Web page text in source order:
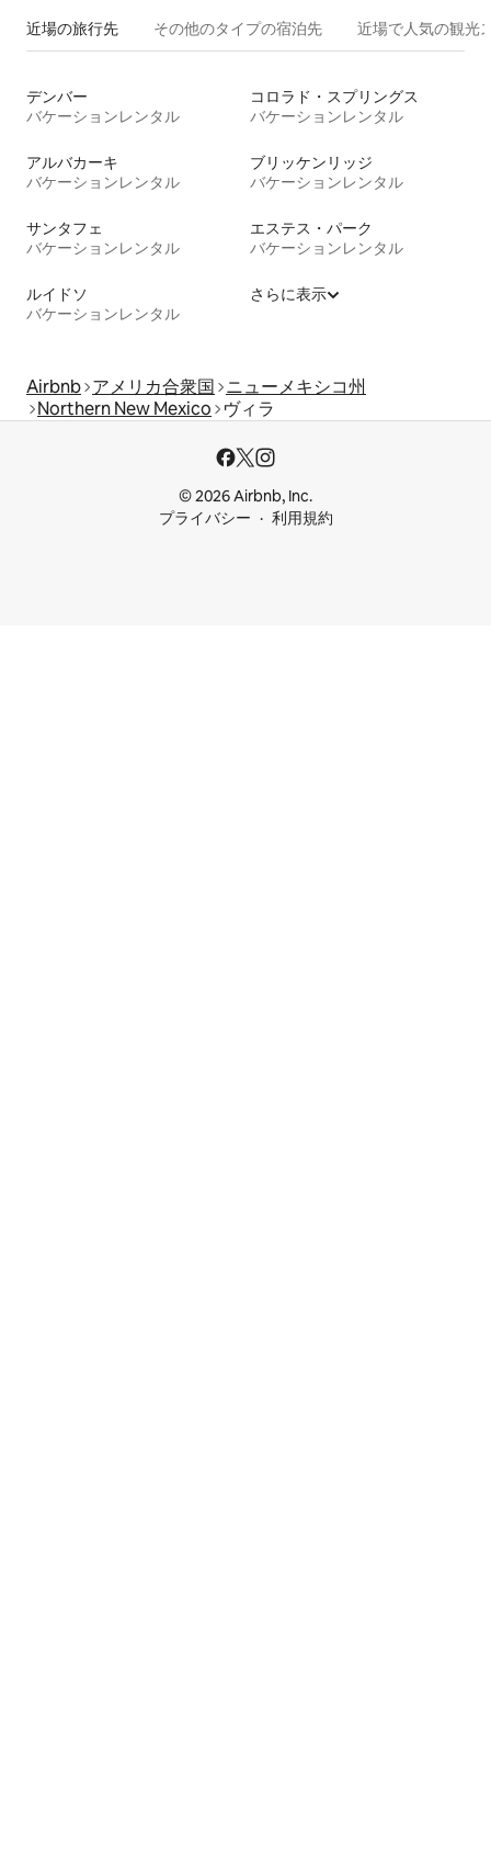
近場の旅行先 その他のタ⁠イ⁠プ⁠の宿⁠泊⁠先 近場で人気の観光
デンバー
バケーションレンタル
コロラド・スプリングス
バケーションレンタル
アルバカーキ
バケーションレンタル
ブリッケンリッジ
バケーションレンタル
サンタフェ
バケーションレンタル
エステス・パーク
バケーションレンタル
ルイドソ
バケーションレンタル
さらに表示
Airbnb アメリカ合衆国 ニューメキシコ州
Northern New Mexico
ヴィラ
© 2026 Airbnb, Inc.
プライバシー
利用規約